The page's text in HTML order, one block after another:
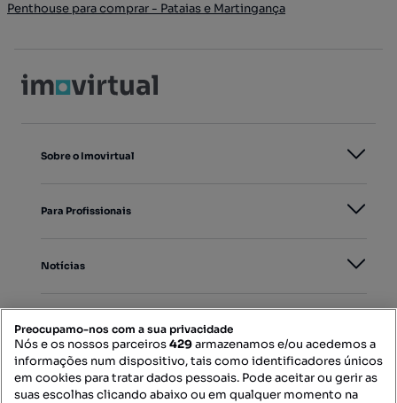
Penthouse para comprar - Pataias e Martingança
Sobre o Imovirtual
Para Profissionais
Notícias
Mapa do Site
Preocupamo-nos com a sua privacidade
Nós e os nossos parceiros429armazenamos e/ou acedemos a
informações num dispositivo, tais como identificadores únicos
em cookies para tratar dados pessoais. Pode aceitar ou gerir as
suas escolhas clicando abaixo ou em qualquer momento na